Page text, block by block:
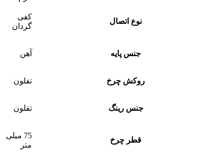
نوع اتصال
کفی
گردان
جنس پایه آهن
روکش چرخ تفلون
جنس رینگ تفلون
قطر چرخ
75 میلی
متر